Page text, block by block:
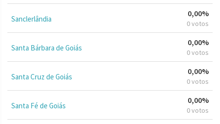
Sanclerlândia
0,00%
0 votos
Santa Bárbara de Goiás
0,00%
0 votos
Santa Cruz de Goiás
0,00%
0 votos
Santa Fé de Goiás
0,00%
0 votos